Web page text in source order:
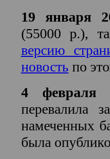
19 января
(55000 р.),
версию
новость по
4 февраля
перевалила
намеченных
была